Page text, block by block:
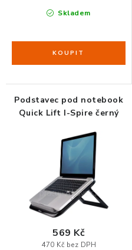
LED STOLNÍ LAMPY
ZÁSUVKOVÉ BOXY
NÁDOBY NA ODPAD
SCHRÁNKY NA KLÍČE A LÉKY
DESIGN A STYL V KANCELÁŘI
ZDRAVÁ KANCELÁŘ
Skladem
Podstavec pod notebook
Quick Lift I-Spire černý
470 Kč bez DPH
569 Kč